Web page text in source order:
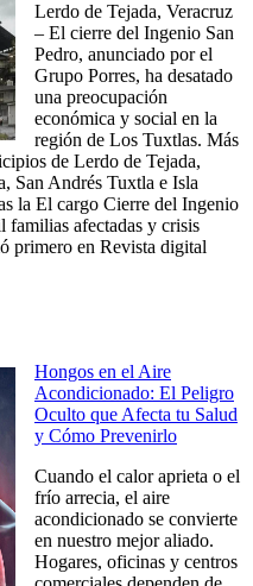
Lerdo de Tejada, Veracruz
– El cierre del Ingenio San
Pedro, anunciado por el
Grupo Porres, ha desatado
una preocupación
económica y social en la
región de Los Tuxtlas. Más
de Lerdo de Tejada,
San Andrés Tuxtla e Isla
la El cargo Cierre del Ingenio
familias afectadas y crisis
primero en Revista digital
Hongos en el Aire
Acondicionado: El Peligro
Oculto que Afecta tu Salud
y Cómo Prevenirlo
Cuando el calor aprieta o el
frío arrecia, el aire
acondicionado se convierte
en nuestro mejor aliado.
Hogares, oficinas y centros